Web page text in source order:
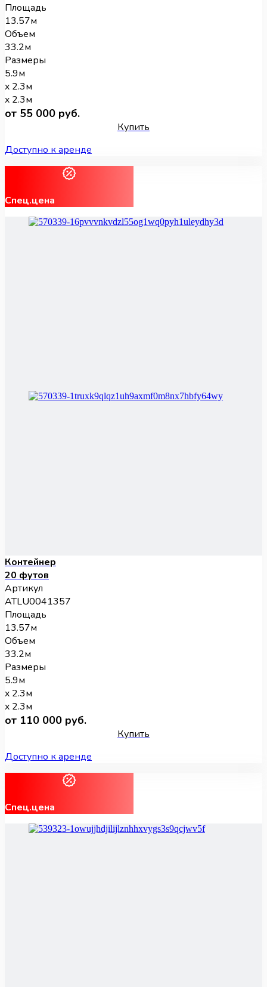
Площадь
13.57м
Объем
33.2м
Размеры
5.9м
x 2.3м
x 2.3м
от 55 000 руб.
Купить
Доступно к аренде
Спец.цена
Контейнер
20 футов
Артикул
ATLU0041357
Площадь
13.57м
Объем
33.2м
Размеры
5.9м
x 2.3м
x 2.3м
от 110 000 руб.
Купить
Доступно к аренде
Спец.цена